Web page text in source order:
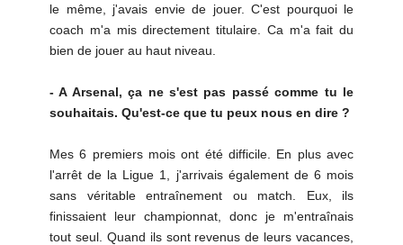
le même, j'avais envie de jouer. C'est pourquoi le
coach m'a mis directement titulaire. Ca m'a fait du
bien de jouer au haut niveau.
- A Arsenal, ça ne s'est pas passé comme tu le
souhaitais. Qu'est-ce que tu peux nous en dire ?
Mes 6 premiers mois ont été difficile. En plus avec
l'arrêt de la Ligue 1, j'arrivais également de 6 mois
sans véritable entraînement ou match. Eux, ils
finissaient leur championnat, donc je m'entraînais
tout seul. Quand ils sont revenus de leurs vacances,